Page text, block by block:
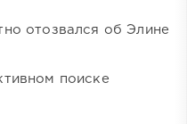
отозвался об Элине
поиске